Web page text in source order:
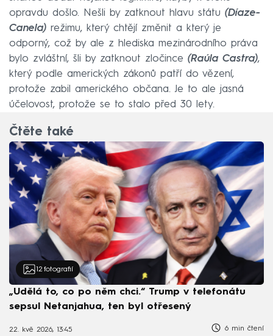
opravdu došlo. Nešli by zatknout hlavu státu (Díaze-
Canela) režimu, který chtějí změnit a který je
odporný, což by ale z hlediska mezinárodního práva
bylo zvláštní, šli by zatknout zločince (Raúla Castra),
který podle amerických zákonů patří do vězení,
protože zabil amerického občana. Je to ale jasná
účelovost, protože se to stalo před 30 lety.
Čtěte také
12 fotografií
„Udělá to, co po něm chci.“ Trump v telefonátu
sepsul Netanjahua, ten byl otřesený
22. kvě 2026, 13:45 6 min čtení